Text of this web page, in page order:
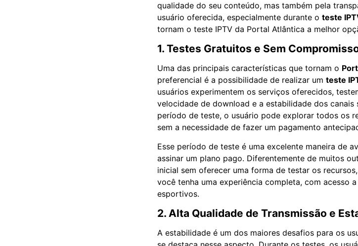
qualidade do seu conteúdo, mas também pela
usuário oferecida, especialmente durante o teste
tornam o teste IPTV da Portal Atlântica a melhor
1. Testes Gratuitos e Sem
Uma das principais características que tornam o
preferencial é a possibilidade de realizar um teste
usuários experimentem os serviços oferecidos,
velocidade de download e a estabilidade dos
período de teste, o usuário pode explorar todos os
sem a necessidade de fazer um pagamento
Esse período de teste é uma excelente maneira de
assinar um plano pago. Diferentemente de muitos
inicial sem oferecer uma forma de testar os
você tenha uma experiência completa, com acesso
esportivos.
2. Alta Qualidade de Transmissão e
A estabilidade é um dos maiores desafios para os